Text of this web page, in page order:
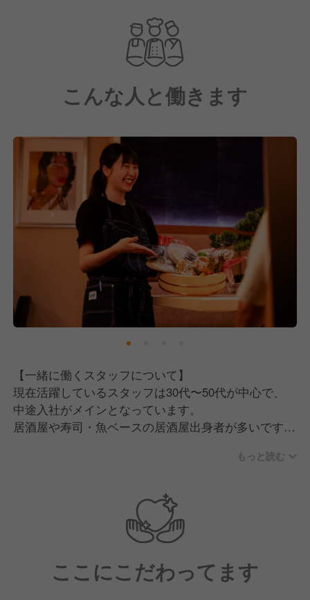
お酒はソムリエ厳選のワインとSAKEディプロマがセ
レクトした日本酒を揃えており、寿司とお酒のペアリ
ングを気軽に楽しめるお店です。
白を基調としたおしゃれなカフェのような明るい空間
は、カウンター席とゆったりとしたテーブル席・ソフ
女性客やビジネスマンを中心に、女子会やデートから
会食まで幅広いシーンでご利用いただいており、客単
価は6,000円となっています。
2024年4月のオープン以来、おかげさまで多くのお客
様にご来店いただいています。
これからも変わらず、本格的な寿司とワインのペアリ
ングをより多くの方にお届けし、「ワインって面白
い！」と思っていただけるきっかけを一つひとつ作り
続けていきます。
そこで現在は、一緒にお店を盛り上げていただける新
しい仲間を募集中です！
こんな人と働きます
【一緒に働くスタッフについて】
現在活躍しているスタッフは30代〜50代が中心で、
中途入社がメインとなっています。
居酒屋や寿司・魚ベースの居酒屋出身者が多いです
い！」と入社してきたカフェ業態のマネージャー出身
【私たちが採用の中で大切にしていること】
女性客やビジネスマン、インバウンドのお客様まで幅
広い層が来店する環境だからこそ、どんな方とも自然
にコミュニケーションが取れる方に向いているお店で
もっと読む
ここにこだわってます